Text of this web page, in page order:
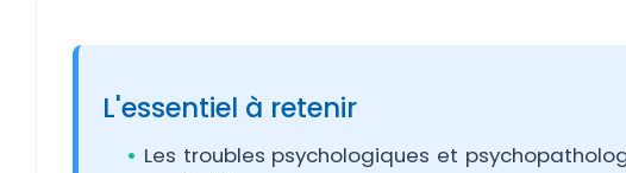
L'essentiel à retenir
Les troubles psychologiques et